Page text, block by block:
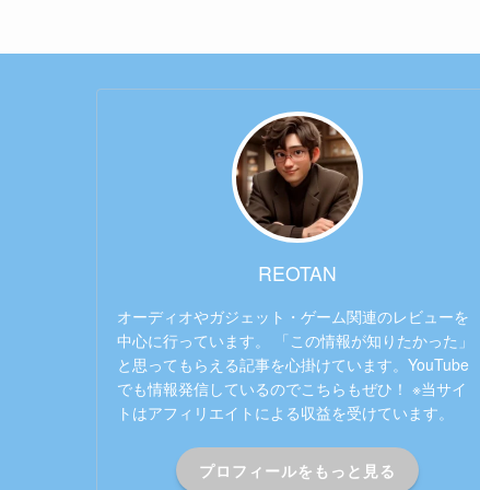
REOTAN
オーディオやガジェット・ゲーム関連のレビューを
中心に行っています。 「この情報が知りたかった」
と思ってもらえる記事を心掛けています。YouTube
でも情報発信しているのでこちらもぜひ！ ※当サイ
トはアフィリエイトによる収益を受けています。
プロフィールをもっと見る